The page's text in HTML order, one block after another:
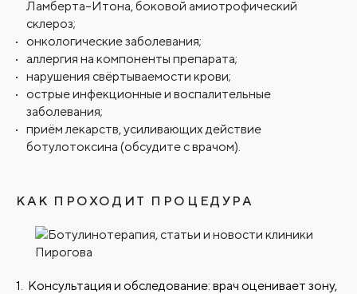
Ламберта–Итона, боковой амиотрофический
склероз;
онкологические заболевания;
аллергия на компоненты препарата;
нарушения свёртываемости крови;
острые инфекционные и воспалительные
заболевания;
приём лекарств, усиливающих действие
ботулотоксина (обсудите с врачом).
КАК ПРОХОДИТ ПРОЦЕДУРА
Консультация и обследование: врач оценивает зону,